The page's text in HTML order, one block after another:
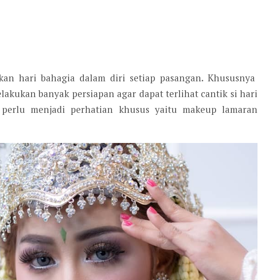
hari bahagia dalam diri setiap pasangan. Khususnya
banyak persiapan agar dapat terlihat cantik si hari
menjadi perhatian khusus yaitu makeup lamaran